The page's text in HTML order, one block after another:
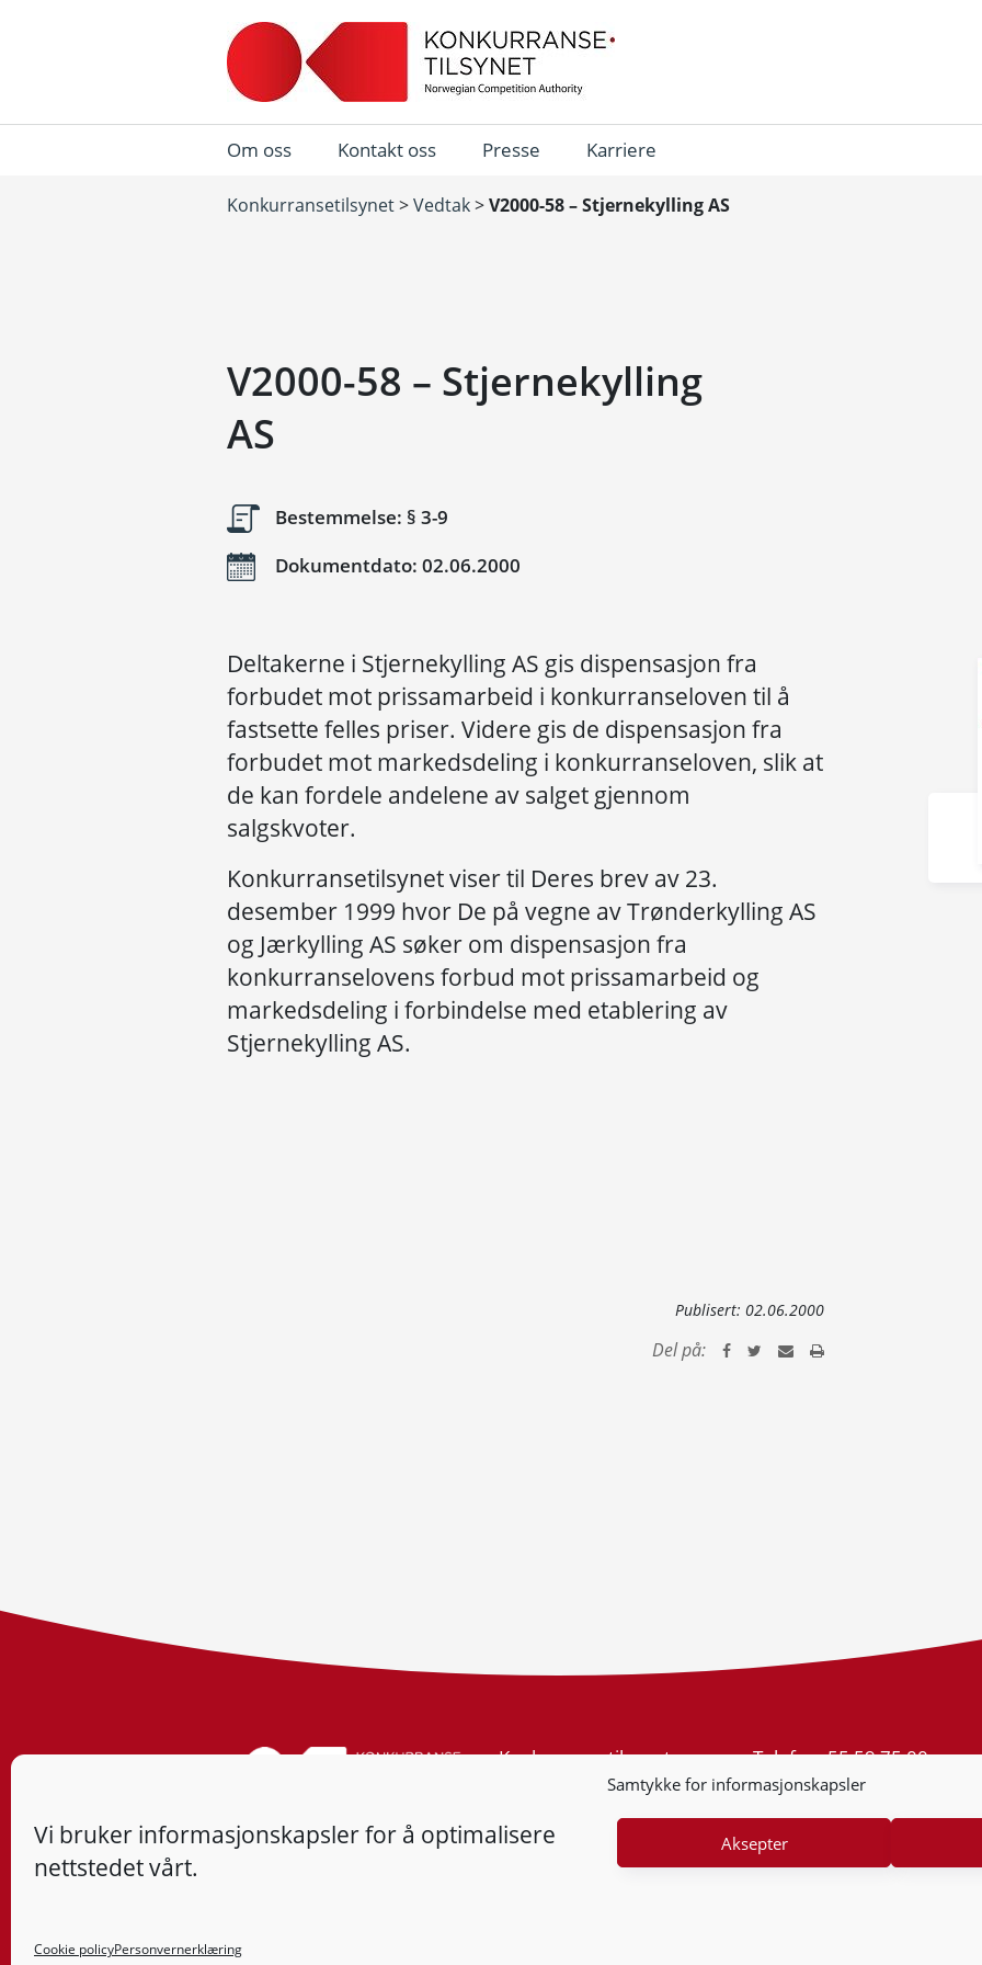
Samtykke for informasjonskapsler
Vi bruker informasjonskapsler for å optimalisere
nettstedet vårt.
Aksepter
Cookie policyPersonvernerklæring
Om oss Kontakt oss Presse Karriere
Konkurransetilsynet>Vedtak>V2000-58 – Stjernekylling AS
V2000-58 – Stjernekylling
AS
Bestemmelse: § 3-9
Dokumentdato: 02.06.2000
Deltakerne i Stjernekylling AS gis dispensasjon fra
forbudet mot prissamarbeid i konkurranseloven til å
fastsette felles priser. Videre gis de dispensasjon fra
forbudet mot markedsdeling i konkurranseloven, slik at
de kan fordele andelene av salget gjennom
salgskvoter.
Konkurransetilsynet viser til Deres brev av 23.
desember 1999 hvor De på vegne av Trønderkylling AS
og Jærkylling AS søker om dispensasjon fra
konkurranselovens forbud mot prissamarbeid og
markedsdeling i forbindelse med etablering av
Stjernekylling AS.
Publisert: 02.06.2000
Del på:
Konkurransetilsynet
Postboks 439 Sentrum
Org.nr: 974 761 246
Telefon:55 59 75 00
E-post:post@kt.no
Nyhetsvarsel >>